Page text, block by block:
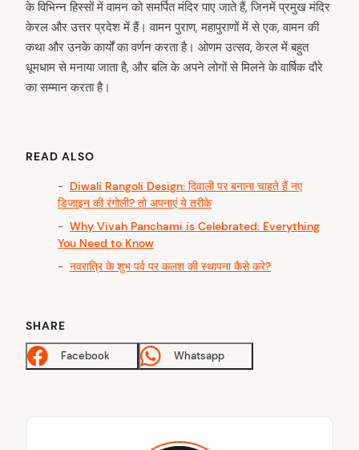
के विभिन्न हिस्सों में वामन को समर्पित मंदिर पाए जाते हैं, जिनमें प्रमुख मंदिर
केरल और उत्तर प्रदेश में हैं। वामन पुराण, महापुराणों में से एक, वामन की
कथा और उनके कार्यों का वर्णन करता है। ओणम उत्सव, केरल में बहुत
धूमधाम से मनाया जाता है, और बलि के अपने लोगों से मिलने के वार्षिक दौरे
का सम्मान करता है।
READ ALSO
Diwali Rangoli Design: दिवाली पर बनाना चाहते हैं नए
डिजाइन की रंगोली? तो अपनाएं ये तरीके
Why Vivah Panchami is Celebrated: Everything
You Need to Know
नवरात्रि के शुभ पर्व पर कलश की स्थापना कैसे करे?
SHARE
Facebook Whatsapp